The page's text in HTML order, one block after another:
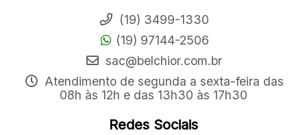
(19) 3499-1330
(19) 97144-2506
sac@belchior.com.br
Atendimento de segunda a sexta-feira das
08h às 12h e das 13h30 às 17h30
Redes Sociais